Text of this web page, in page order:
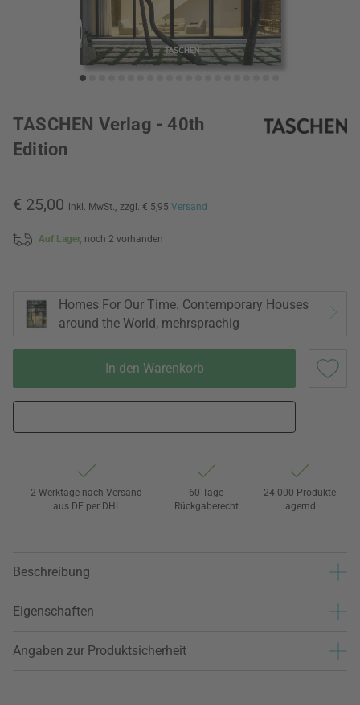
TASCHEN Verlag - 40th
Edition
€ 25,00 inkl. MwSt., zzgl. € 5,95 Versand
Auf Lager, noch 2 vorhanden
Homes For Our Time. Contemporary Houses
around the World, mehrsprachig
In den Warenkorb
2 Werktage nach Versand
aus DE per DHL
60 Tage
Rückgaberecht
24.000 Produkte
lagernd
Beschreibung
Eigenschaften
Angaben zur Produktsicherheit